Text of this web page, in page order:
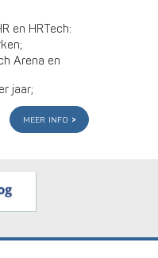
en HRTech:
Arena en
jaar;
meer info